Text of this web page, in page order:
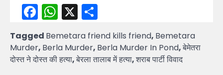
Facebook
WhatsApp
X
Tagged Bemetara friend kills friend, Bemetara
Murder, Berla Murder, Berla Murder In Pond,बेमेतरा
दोस्त ने दोस्त की हत्या,बेरला तालाब में हत्या,शराब पार्टी विवाद